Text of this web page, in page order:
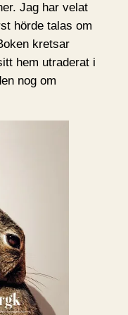
Jag har velat
hörde talas om
kretsar
hem utraderat i
nog om